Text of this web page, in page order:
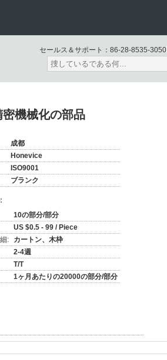
セールス＆サポート： 86-28-8535-3050
機械化の部品
成都
Honevice
ISO9001
ブランク
10の部分/部分
US $0.5 - 99 / Piece
:
カートン、木枠
2-4週
T/T
1ヶ月あたりの20000の部分/部分